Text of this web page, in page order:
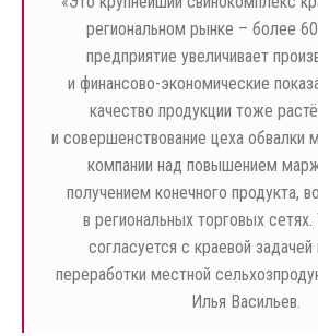
региональном рынке – более
предприятие увеличивает
и финансово-экономические
качество продукции тоже
и совершенствование цеха обвалки
компании над повышением
получением конечного продукта,
в региональных торговых сетях.
согласуется с краевой
переработки местной
Илья Васильев.